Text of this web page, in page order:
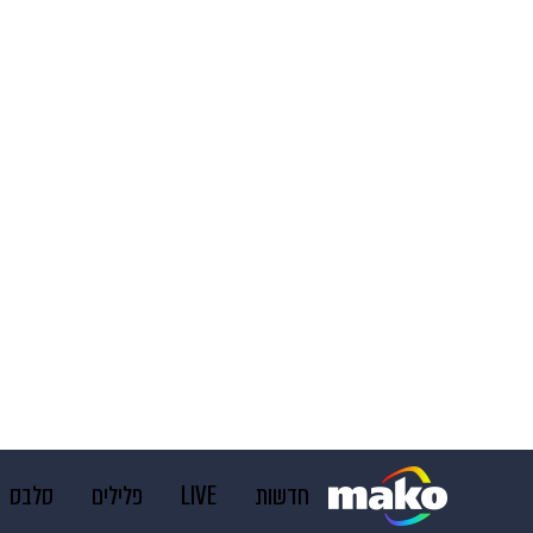
חדשות LIVE פלילים סלבס